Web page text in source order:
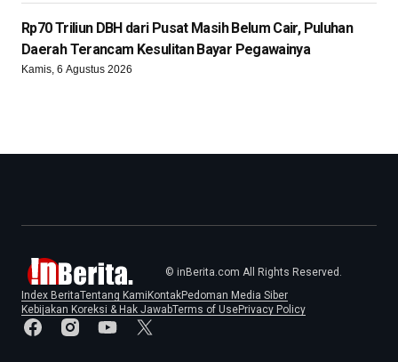
Rp70 Triliun DBH dari Pusat Masih Belum Cair, Puluhan
Daerah Terancam Kesulitan Bayar Pegawainya
Kamis, 6 Agustus 2026
© inBerita.com All Rights Reserved.
Index BeritaTentang Kami KontakPedoman Media Siber
Kebijakan Koreksi & Hak JawabTerms of UsePrivacy Policy